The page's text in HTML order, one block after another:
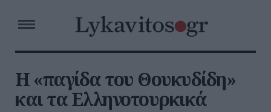
Η «παγίδα του Θουκυδίδη»
και τα Ελληνοτουρκικά